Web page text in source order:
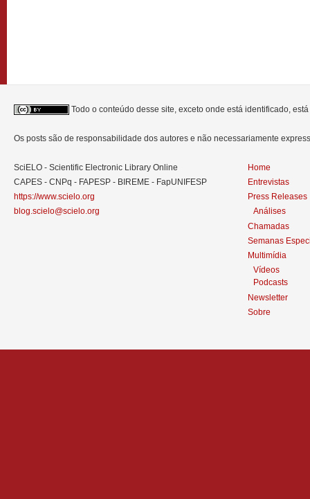
Todo o conteúdo desse site, exceto onde está identificado,
Os posts são de responsabilidade dos autores e não necessariamente
SciELO - Scientific Electronic Library Online
CAPES - CNPq - FAPESP - BIREME - FapUNIFESP
https://www.scielo.org
blog.scielo@scielo.org
Home
Entrevistas
Press Releases
Análises
Chamadas
Semanas
Multimídia
Vídeos
Podcasts
Newsletter
Sobre